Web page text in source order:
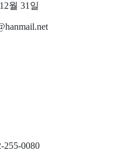
월 31 일
255-0080